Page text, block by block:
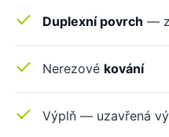
Duplexní povrch —
Nerezové kování
Výplň — uzavřená